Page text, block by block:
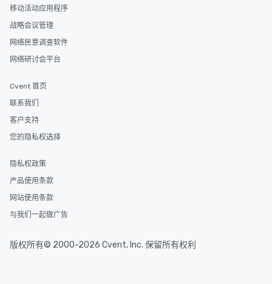
移动活动应用程序
战略会议管理
网络民意调查软件
网络研讨会平台
Cvent 首页
联系我们
客户支持
您的隐私权选择
隐私权政策
产品使用条款
网站使用条款
与我们一起做广告
版权所有© 2000-2026 Cvent, Inc. 保留所有权利